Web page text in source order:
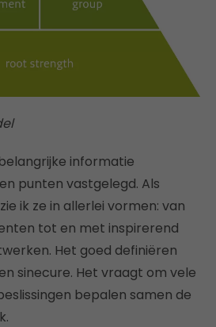
informatie
punten vastgelegd. Als
ik ze in allerlei vormen: van
tot en met inspirerend
Het goed definiëren
sinecure. Het vraagt om vele
bepalen samen de